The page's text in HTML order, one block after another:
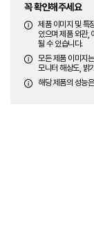
꼭 확인해주세요
제품 이미지 및 특
있으며 제품 외관,
될 수 있습니다.
모든 제품 이미지
모니터 해상도, 밝
해당 제품의 성능